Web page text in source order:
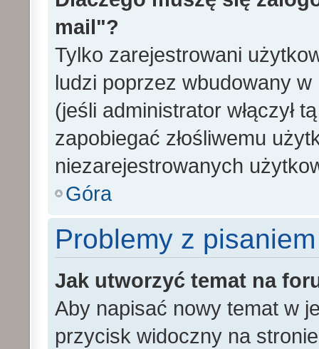
mail"?
Tylko zarejestrowani
ludzi poprzez wbudowany
(jeśli administrator włączył
zapobiegać złośliwemu
niezarejestrowanych
Góra
Problemy z pisaniem
Jak utworzyć temat na
Aby napisać nowy temat w
przycisk widoczny na